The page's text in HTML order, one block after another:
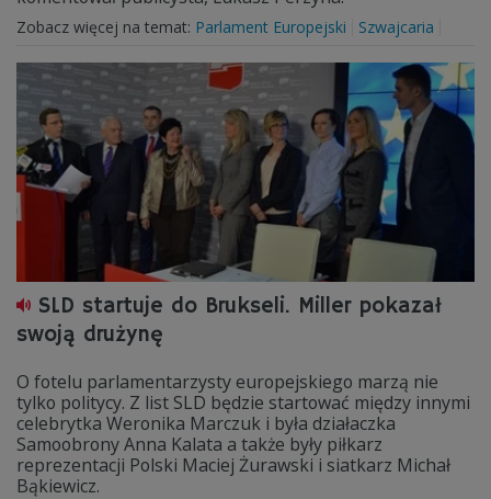
Zobacz więcej na temat: Parlament Europejski Szwajcaria
SLD startuje do Brukseli. Miller pokazał
swoją drużynę
O fotelu parlamentarzysty europejskiego marzą nie
tylko politycy. Z list SLD będzie startować między innymi
celebrytka Weronika Marczuk i była działaczka
Samoobrony Anna Kalata a także były piłkarz
reprezentacji Polski Maciej Żurawski i siatkarz Michał
Bąkiewicz.